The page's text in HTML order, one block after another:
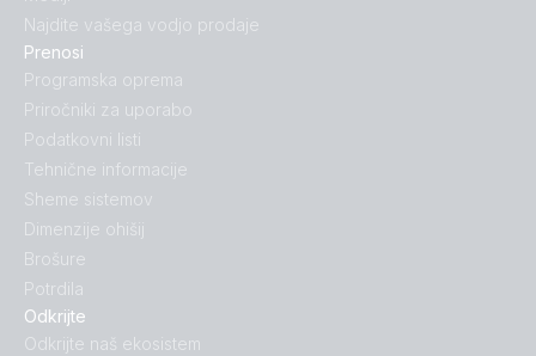
Odkrijte
Odkrijte naš ekosistem
Prenosi
Programska oprema
Priročniki za uporabo
Podatkovni listi
Tehnične informacije
Sheme sistemov
Dimenzije ohišij
Brošure
Potrdila
Najdite vašega vodjo prodaje